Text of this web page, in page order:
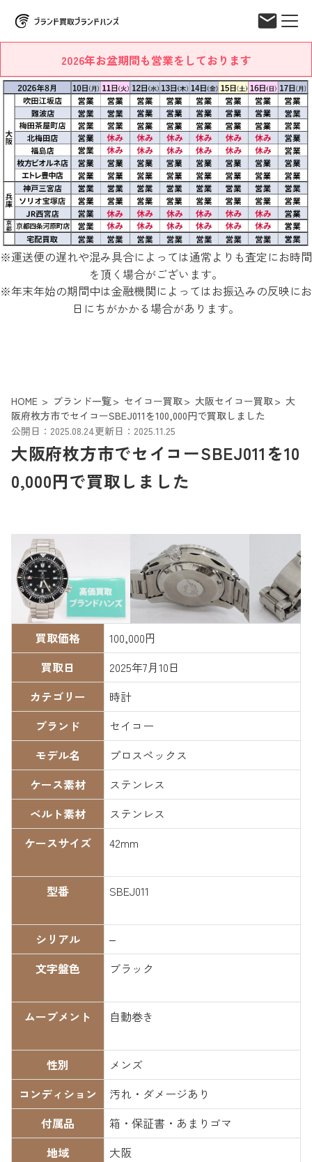
2026年お盆期間も営業をしております
※運送便の遅れや混み具合によっては通常よりも査定にお時間
を頂く場合がございます。
※年末年始の期間中は金融機関によってはお振込みの反映にお
日にちがかかる場合があります。
HOME ブランド一覧 セイコー買取 大阪セイコー買取
大
阪府枚方市でセイコーSBEJ011を100,000円で買取しました
公開日：2025.08.24更新日：2025.11.25
大阪府枚方市でセイコーSBEJ011を10
0,000円で買取しました
買取価格
100,000円
買取日
2025年7月10日
カテゴリー
時計
ブランド
セイコー
モデル名
プロスペックス
ケース素材
ステンレス
ベルト素材
ステンレス
ケースサイズ
42mm
型番 SBEJ011
シリアル
–
文字盤色
ブラック
ムーブメント 自動巻き
性別
メンズ
コンディション
汚れ・ダメージあり
付属品
箱・保証書・あまりゴマ
地域
大阪